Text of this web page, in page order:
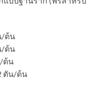
/ต้น
/ต้น
/ต้น
ตัน/ต้น